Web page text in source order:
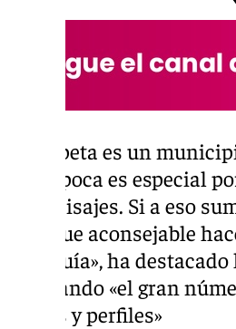
«Cómpeta es un
esta época es especial
sus paisajes. Si a eso
más que aconsejable
Axarquía», ha
reseñando «el gran
fiestas y perfiles»